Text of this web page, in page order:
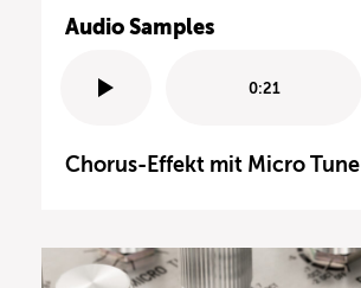
Audio Samples
0:21
Chorus-Effekt mit Micro Tune